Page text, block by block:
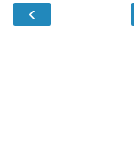
‹